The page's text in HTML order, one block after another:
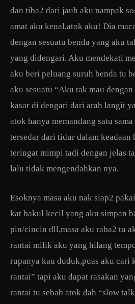
dan tiba2 dari jauh aku nampak
amat aku kenal,atok aku! Dia
dengan sesuatu benda yang aku
yang didengari. Aku mendekati
aku beri peluang suruh benda tu
aku sesuatu “Aku tak mau
kasar di dengari dari arah langit
atok hanya memandang satu
tersedar dari tidur dalam keadaan
teringat mimpi tadi dengan jelas
lalu tidak mengendahkan nya.
Esoknya masa aku nak siap2
kat bakul kecil yang aku simpan
pin/cincin dll,masa aku raba2 tu
rantai milik aku yang hilang
rupanya kau duduk,puas aku cari
rantai” tapi aku dapat rasakan
rantai tu sebab atok dah “slow